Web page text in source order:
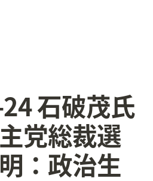
石破茂氏
党総裁選
：政治生